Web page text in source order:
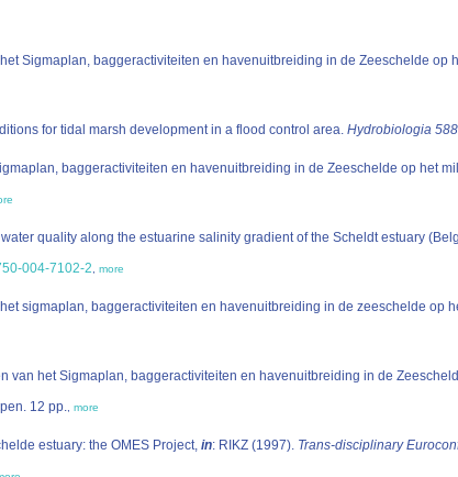
Sigmaplan, baggeractiviteiten en havenuitbreiding in de Zeeschelde
for tidal marsh development in a flood control area. Hydrobiologia
baggeractiviteiten en havenuitbreiding in de Zeeschelde op het
quality along the estuarine salinity gradient of the Scheldt estuary
004-7102-2 more
sigmaplan, baggeractiviteiten en havenuitbreiding in de zeeschelde op
van het Sigmaplan, baggeractiviteiten en havenuitbreiding in de
Antwerpen. Ecosystem Management Research Group: Antwerpen. 12 pp. more
estuary: the OMES Project, in: RIKZ (1997). Trans-disciplinary